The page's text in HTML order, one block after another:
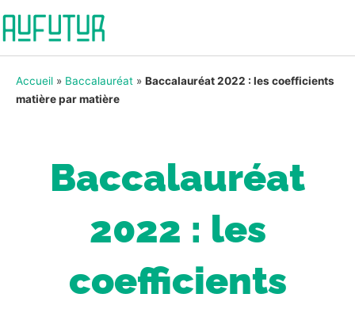
Accueil » Baccalauréat » Baccalauréat 2022 : les coefficients
matière par matière
Baccalauréat
2022 : les
coefficients